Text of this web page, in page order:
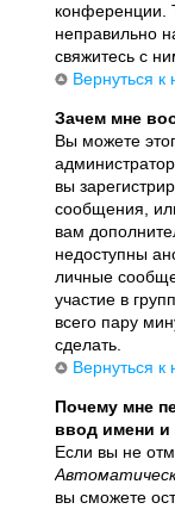
конференции.
неправильно
свяжитесь с
Вернуться к
Зачем мне
Вы можете
вы
сообщения,
вам
недоступны
личные
участие в
всего пару
сделать.
Вернуться к
Почему мне
ввод имени и
Если вы не
вы сможете